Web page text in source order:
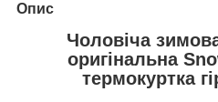
Опис
Чоловіча
оригінальна
термокуртка